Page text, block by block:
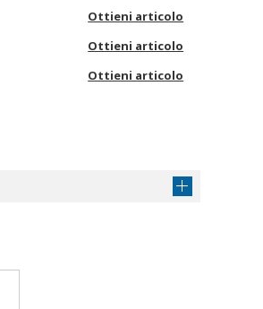
Ottieni articolo
Ottieni articolo
Ottieni articolo